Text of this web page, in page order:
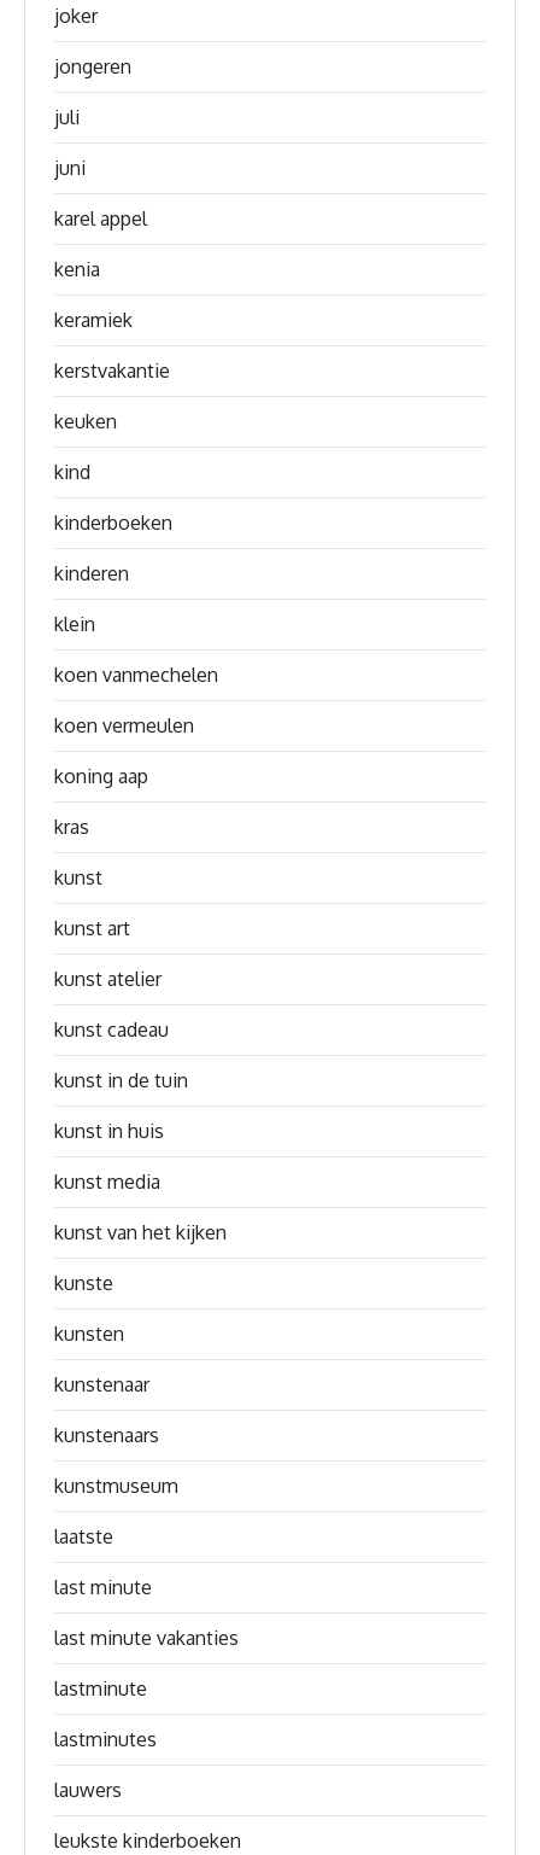
joker
jongeren
juli
juni
karel appel
kenia
keramiek
kerstvakantie
keuken
kind
kinderboeken
kinderen
klein
koen vanmechelen
koen vermeulen
koning aap
kras
kunst
kunst art
kunst atelier
kunst cadeau
kunst in de tuin
kunst in huis
kunst media
kunst van het kijken
kunste
kunsten
kunstenaar
kunstenaars
kunstmuseum
laatste
last minute
last minute vakanties
lastminute
lastminutes
lauwers
leukste kinderboeken